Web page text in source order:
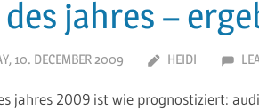
jahres –
10. DECEMBER 2009 HEIDI
jahres 2009 ist wie prognostiziert: